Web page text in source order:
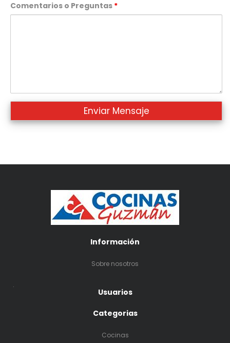
Comentarios o Preguntas *
Información
Sobre nosotros
.
Usuarios
Categorias
Cocinas